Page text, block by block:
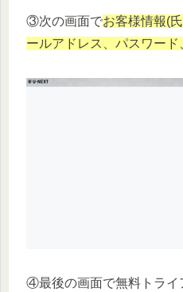
③次の画面でお客様情報(
ールアドレス、パスワード
④最後の画面で無料トライ